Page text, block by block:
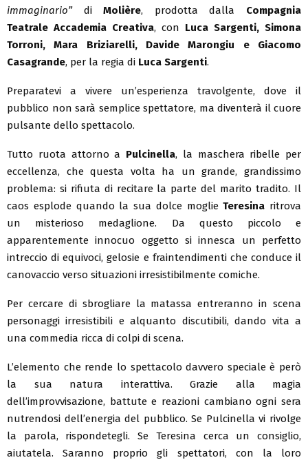
immaginario”diMolière, prodotta dalla Compagnia
Teatrale Accademia Creativa, con Luca Sargenti, Simona
Torroni, Mara Briziarelli, Davide Marongiu e Giacomo
Casagrande, per la regia di Luca Sargenti.
Preparatevi a vivere un’esperienza travolgente, dove il
pubblico non sarà semplice spettatore, ma diventerà il cuore
pulsante dello spettacolo.
Tutto ruota attorno a Pulcinella, la maschera ribelle per
eccellenza, che questa volta ha un grande, grandissimo
problema: si rifiuta di recitare la parte del marito tradito. Il
caos esplode quando la sua dolce moglieTeresina ritrova
un misterioso medaglione. Da questo piccolo e
apparentemente innocuo oggetto si innesca un perfetto
intreccio di equivoci, gelosie e fraintendimenti che conduce il
canovaccio verso situazioni irresistibilmente comiche.
Per cercare di sbrogliare la matassa entreranno in scena
personaggi irresistibili e alquanto discutibili, dando vita a
una commedia ricca di colpi di scena.
L’elemento che rende lo spettacolo davvero speciale è però
la sua natura interattiva. Grazie alla magia
dell’improvvisazione, battute e reazioni cambiano ogni sera
nutrendosi dell’energia del pubblico. Se Pulcinella vi rivolge
la parola, rispondetegli. Se Teresina cerca un consiglio,
aiutatela. Saranno proprio gli spettatori, con la loro